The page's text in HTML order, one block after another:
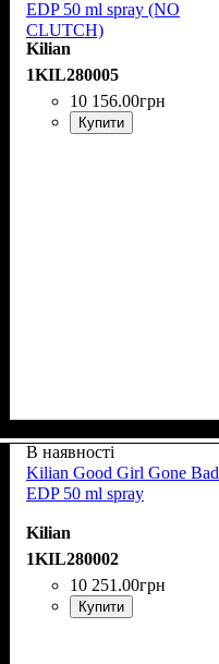
EDP 50 ml spray (NO
CLUTCH)
Kilian
1KIL280005
10 156.00грн
Купити
В наявності
Kilian Good Girl Gone Bad
EDP 50 ml spray
Kilian
1KIL280002
10 251 .00грн
Купити